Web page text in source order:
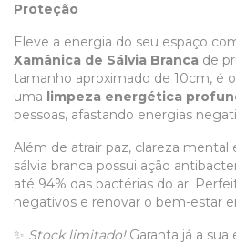
Proteção
Eleve a energia do seu espaço
Xamânica de Sálvia Branca de
tamanho aproximado de 10cm, é
uma limpeza energética
pessoas, afastando energias
Além de atrair paz, clareza mental
sálvia branca possui ação
até 94% das bactérias do ar.
negativos e renovar o bem-estar
✨ Stock limitado!Garanta já a sua